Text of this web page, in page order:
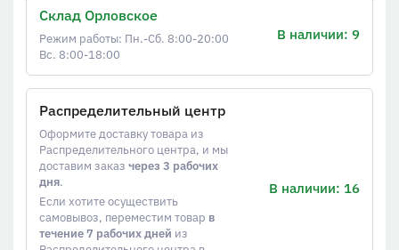
Склад Орловское
Режим работы: Пн.-Сб. 8:00-20:00
Вс. 8:00-18:00
В наличии: 9
Распределительный центр
Оформите доставку товара из
Распределительного центра, и мы
доставим заказ через 3 рабочих
дня.
Если хотите осуществить
самовывоз, переместим товар в
течение 7 рабочих дней из
В наличии: 16